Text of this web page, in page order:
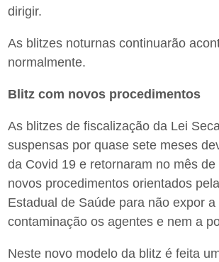
dirigir.
As blitzes noturnas continuarão
normalmente.
Blitz com novos procedimentos
As blitzes de fiscalização da Lei
suspensas por quase sete meses
da Covid 19 e retornaram no mês
novos procedimentos orientados
Estadual de Saúde para não expor a
contaminação os agentes e nem a
Neste novo modelo da blitz é feita